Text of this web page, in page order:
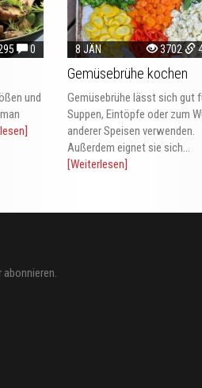
0
und
8 JÄN 3702
Gemüsebrühe kochen
Gemüsebrühe lässt sich gut
Suppen, Eintöpfe oder zum
anderer Speisen verwenden.
Außerdem eignet sie sich...
[Weiterlesen]